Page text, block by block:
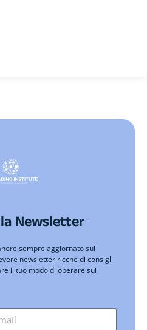
Newsletter
sempre aggiornato sul
newsletter ricche di consigli
il tuo modo di operare sui